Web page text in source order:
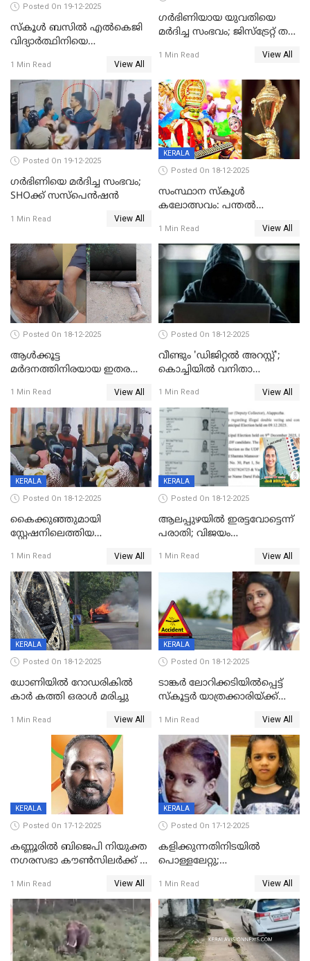
Posted On 19-12-2025
സ്കൂൾ ബസിൽ എൽകെജി
വിദ്യാര്‍ത്ഥിനിയെ
ക്ലീനര്‍ പിടിയിൽ
1 Min Read View All
ഗര്‍ഭിണിയായ യുവതിയെ
മര്‍ദിച്ച സംഭവം; ജിസ്‌ട്രേറ്റ് തല
യുവതി
1 Min Read View All
Posted On 19-12-2025
ഗര്‍ഭിണിയെ മർദിച്ച സംഭവം;
SHOക്ക് സസ്പെൻഷൻ
1 Min Read View All
KERALA
Posted On 18-12-2025
സംസ്ഥാന സ്കൂൾ
കലോത്സവം: പന്തൽ
1 Min Read View All
Posted On 18-12-2025
ആൾക്കൂട്ട
മർദനത്തിനിരയായ ഇതര
നടുക്കുന്ന സംഭവം
വാളയാറിൽ
1 Min Read View All
Posted On 18-12-2025
വീണ്ടും 'ഡിജിറ്റല്‍ അറസ്റ്റ്';
കൊച്ചിയില്‍ വനിതാ
കോടി രൂപ
1 Min Read View All
KERALA
Posted On 18-12-2025
കൈക്കുഞ്ഞുമായി
സ്റ്റേഷനിലെത്തിയ
കരണത്തടിച്ചു; CC ടിവി
ദൃശ്യങ്ങൾ പുറത്ത്
1 Min Read View All
KERALA
Posted On 18-12-2025
ആലപ്പുഴയിൽ ഇരട്ടവോട്ടെന്ന്
പരാതി; വിജയം
വാർഡിലെ എൽഡിഎഫ്
സ്ഥാനാർത്ഥി
1 Min Read View All
KERALA
Posted On 18-12-2025
ധോണിയിൽ റോഡരികിൽ
കാർ കത്തി ഒരാൾ മരിച്ചു
1 Min Read View All
KERALA
Posted On 18-12-2025
ടാങ്കർ ലോറിക്കടിയിൽപ്പെട്ട്
സ്കൂട്ടർ യാത്രക്കാരിയ്ക്ക്
കണ്ടോത്ത് ദേശീയ പാതയിൽ
1 Min Read View All
KERALA
Posted On 17-12-2025
കണ്ണൂരിൽ ബിജെപി നിയുക്ത
നഗരസഭാ കൗൺസിലർക്ക് 36
1 Min Read View All
KERALA
Posted On 17-12-2025
കളിക്കുന്നതിനിടയിൽ
പൊള്ളലേറ്റു;
ക്ലാസ് വിദ്യാർത്ഥിനി മരിച്ചു
1 Min Read View All